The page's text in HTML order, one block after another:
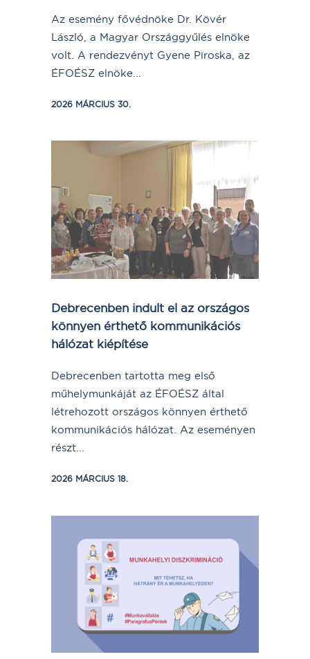
Az esemény fővédnöke Dr. Kövér
László, a Magyar Országgyűlés elnöke
volt. A rendezvényt Gyene Piroska, az
ÉFOÉSZ elnöke...
2026 MÁRCIUS 30.
Debrecenben indult el az országos
könnyen érthető kommunikációs
hálózat kiépítése
Debrecenben tartotta meg első
műhelymunkáját az ÉFOÉSZ által
létrehozott országos könnyen érthető
kommunikációs hálózat. Az eseményen
részt...
2026 MÁRCIUS 18.